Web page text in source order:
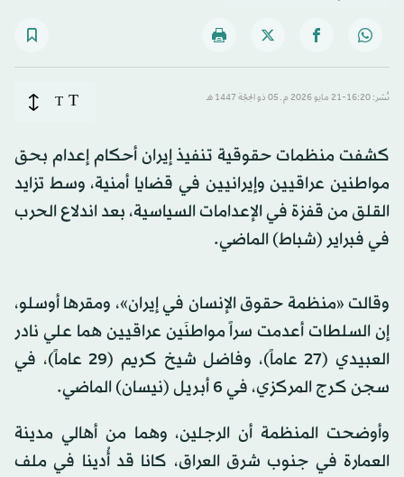
نُشر: 16:20-21 مايو 2026 م ـ 05 ذو الحِجّة 1447 هـ T
T
كشفت منظمات حقوقية تنفيذ إيران أحكام إعدام بحق
مواطنين عراقيين وإيرانيين في قضايا أمنية، وسط تزايد
القلق من قفزة في الإعدامات السياسية، بعد اندلاع الحرب
في فبراير (شباط) الماضي.
وقالت «منظمة حقوق الإنسان في إيران»، ومقرها أوسلو،
إن السلطات أعدمت سراً مواطنَين عراقيين هما علي نادر
العبيدي (27 عاماً)، وفاضل شيخ كريم (29 عاماً)، في
سجن كرج المركزي، في 6 أبريل (نيسان) الماضي.
وأوضحت المنظمة أن الرجلين، وهما من أهالي مدينة
العمارة في جنوب شرق العراق، كانا قد أُدينا في ملف